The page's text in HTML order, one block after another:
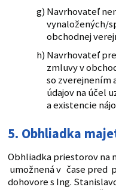
Navrhovateľ
vynaložených/
obchodnej
Navrhovateľ
zmluvy v
so zverejnením
údajov na účel
a existencie
5. Obhliadka
Obhliadka priestorov na
umožnená v čase pred
dohovore s Ing.